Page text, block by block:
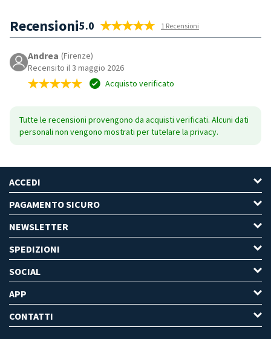
Recensioni5.0 1 Recensioni
Andrea (Firenze)
Recensito il 3 maggio 2026
Acquisto verificato
Tutte le recensioni provengono da acquisti verificati. Alcuni dati
personali non vengono mostrati per tutelare la privacy.
ACCEDI
PAGAMENTO SICURO
NEWSLETTER
SPEDIZIONI
SOCIAL
APP
CONTATTI